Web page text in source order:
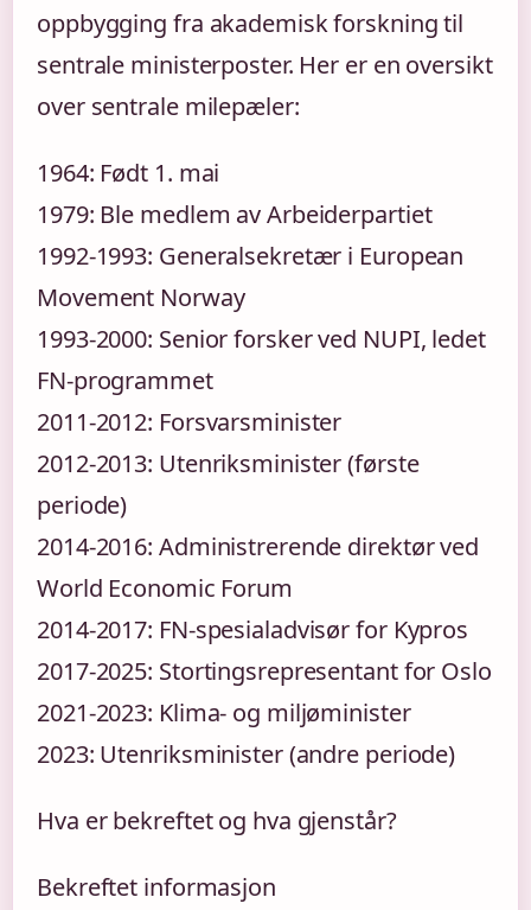
oppbygging fra akademisk forskning til
sentrale ministerposter. Her er en oversikt
over sentrale milepæler:
1964: Født 1. mai
1979: Ble medlem av Arbeiderpartiet
1992-1993: Generalsekretær i European
Movement Norway
1993-2000: Senior forsker ved NUPI, ledet
FN-programmet
2011-2012: Forsvarsminister
2012-2013: Utenriksminister (første
periode)
2014-2016: Administrerende direktør ved
World Economic Forum
2014-2017: FN-spesialadvisør for Kypros
2017-2025: Stortingsrepresentant for Oslo
2021-2023: Klima- og miljøminister
2023: Utenriksminister (andre periode)
Hva er bekreftet og hva gjenstår?
Bekreftet informasjon